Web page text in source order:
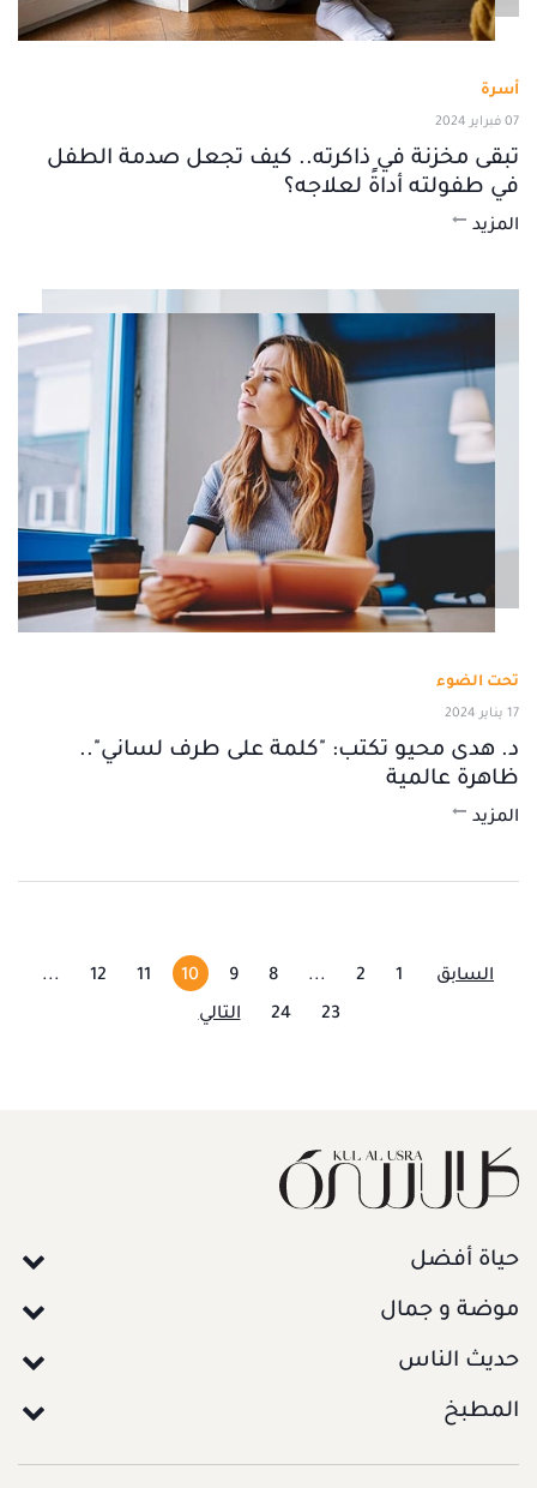
أسرة
07 فبراير 2024
تبقى مخزنة في ذاكرته.. كيف تجعل صدمة الطفل
في طفولته أداةً لعلاجه؟
المزيد
تحت الضوء
17 يناير 2024
د. هدى محيو تكتب: "كلمة على طرف لساني"..
ظاهرة عالمية
المزيد
السابق 1
2
...
8
9
10
11
12
...
23
24 التالي
حياة أفضل
موضة و جمال
حديث الناس
المطبخ